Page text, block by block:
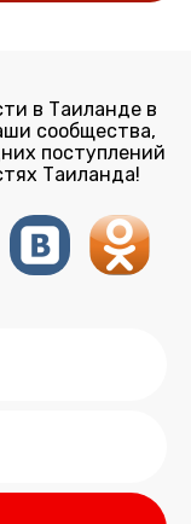
в Таиланде в
сообщества,
поступлений
Таиланда!